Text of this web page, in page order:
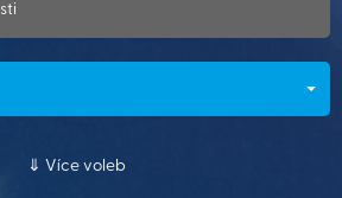
Více voleb